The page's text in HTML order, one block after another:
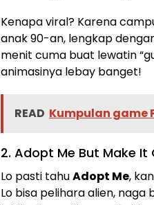
Kenapa viral? Karena
anak 90-an, lengkap
menit cuma buat lewatin
animasinya lebay banget!
READ Kumpulan game
2. Adopt Me But Make
Lo pasti tahuAdopt Me,
Lo bisa pelihara alien,